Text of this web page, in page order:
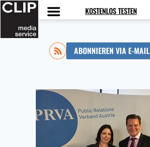
Zum
Inhalt
springen
KOSTENLOS TESTEN
ABONNIEREN VIA E-MAIL